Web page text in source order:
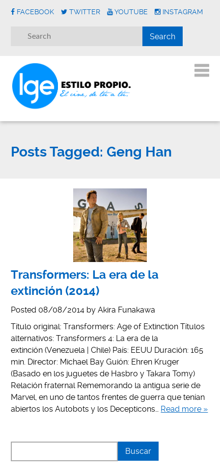
FACEBOOK TWITTER YOUTUBE INSTAGRAM
Posts Tagged: Geng Han
Transformers: La era de la
extinción (2014)
Posted 08/08/2014 byAkira Funakawa
Título original: Transformers: Age of Extinction Títulos
alternativos: Transformers 4: La era de la
extinción (Venezuela | Chile) País: EEUU Duración: 165
min. Director: Michael Bay Guión: Ehren Kruger
(Basado en los juguetes de Hasbro y Takara Tomy)
Relación fraternal Rememorando la antigua serie de
Marvel, en uno de tantos frentes de guerra que tenían
abiertos los Autobots y los Decepticons… Read more »